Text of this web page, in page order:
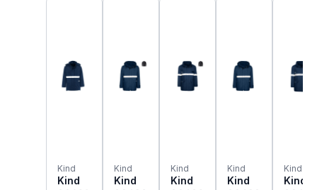
Kind
Kind
Kind
Kind
Kind
Kind
Kind
Kind
Kind
Kind